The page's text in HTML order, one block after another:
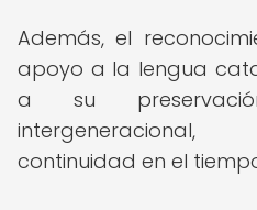
Además, el
apoyo a la lengua
a su
continuidad en el